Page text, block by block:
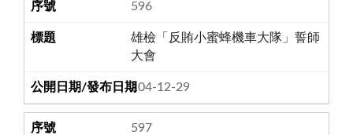
596
雄檢「反賄小蜜蜂機車大隊」誓師
大會
104-12-29
597